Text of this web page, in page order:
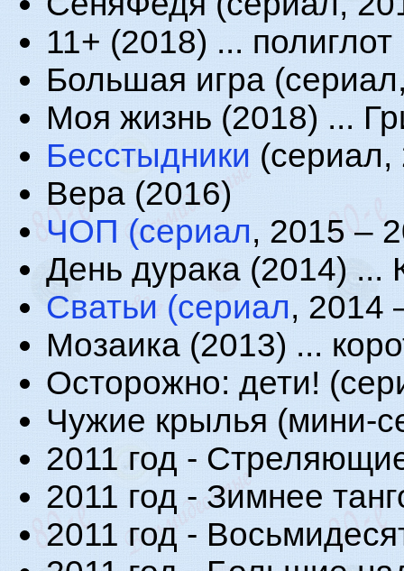
11+ (2018) ... полиглот
Большая игра
Моя жизнь (2018) ...
Бесстыдники (сериал,
Вера (2016)
ЧОП (сериал, 2015 –
День дурака (2014) ...
Сватьи (сериал, 2014
Мозаика (2013) ...
Осторожно: дети!
Чужие крылья (мини-
2011 год -
2011 год - Зимнее
2011 год -